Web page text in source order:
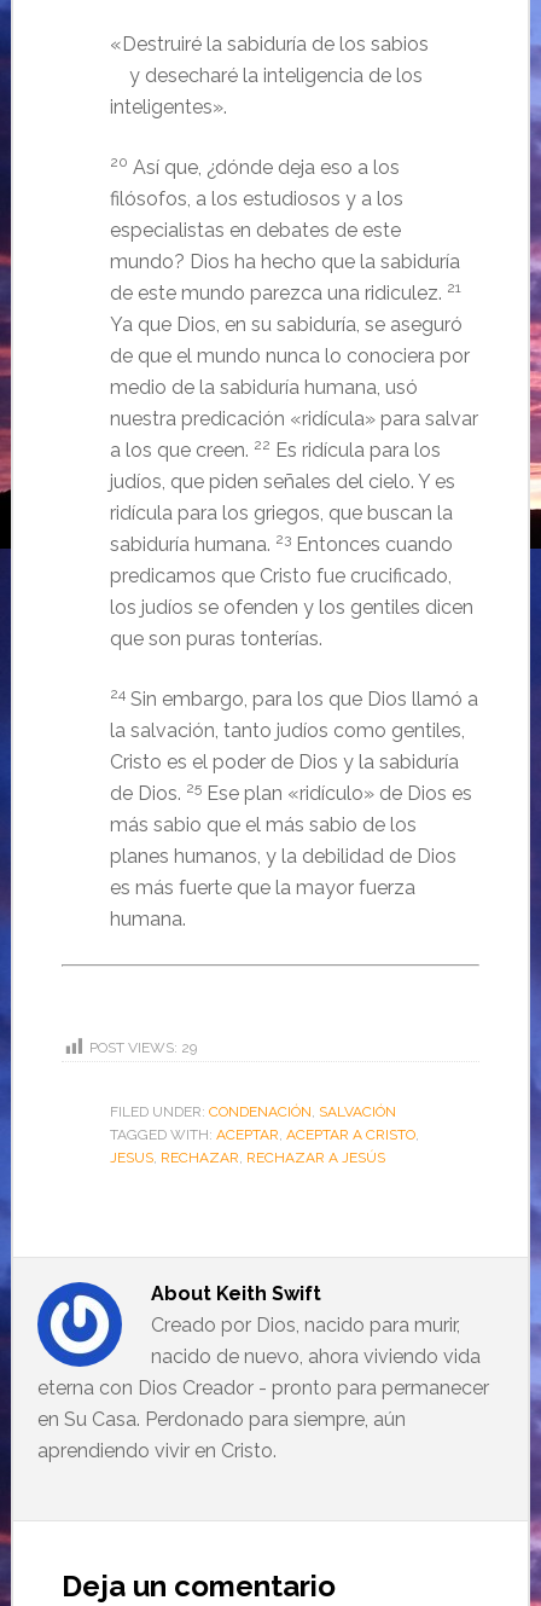
«Destruiré la sabiduría de los sabios
y desecharé la inteligencia de los
inteligentes».
20 Así que, ¿dónde deja eso a los
filósofos, a los estudiosos y a los
especialistas en debates de este
mundo? Dios ha hecho que la sabiduría
de este mundo parezca una ridiculez. 21
Ya que Dios, en su sabiduría, se aseguró
de que el mundo nunca lo conociera por
medio de la sabiduría humana, usó
nuestra predicación «ridícula» para salvar
a los que creen. 22 Es ridícula para los
judíos, que piden señales del cielo. Y es
ridícula para los griegos, que buscan la
sabiduría humana. 23Entonces cuando
predicamos que Cristo fue crucificado,
los judíos se ofenden y los gentiles dicen
que son puras tonterías.
24Sin embargo, para los que Dios llamó a
la salvación, tanto judíos como gentiles,
Cristo es el poder de Dios y la sabiduría
de Dios. 25Ese plan «ridículo» de Dios es
más sabio que el más sabio de los
planes humanos, y la debilidad de Dios
es más fuerte que la mayor fuerza
humana.
POST VIEWS: 29
FILED UNDER: CONDENACIÓN, SALVACIÓN
TAGGED WITH: ACEPTAR, ACEPTAR A CRISTO,
JESUS, RECHAZAR, RECHAZAR A JESÚS
About Keith Swift
Creado por Dios, nacido para murir,
nacido de nuevo, ahora viviendo vida
eterna con Dios Creador - pronto para permanecer
en Su Casa. Perdonado para siempre, aún
aprendiendo vivir en Cristo.
Deja un comentario